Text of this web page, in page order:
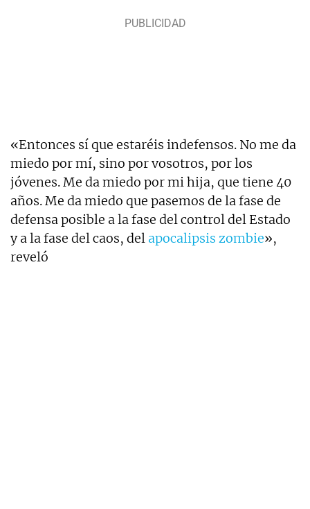
«Entonces sí que estaréis indefensos. No me da
miedo por mí, sino por vosotros, por los
jóvenes. Me da miedo por mi hija, que tiene 40
años. Me da miedo que pasemos de la fase de
defensa posible a la fase del control del Estado
y a la fase del caos, del apocalipsis zombie»,
reveló